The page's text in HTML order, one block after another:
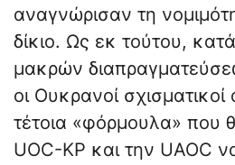
αναγνώρισαν τη
δίκιο. Ως εκ τούτου,
μακρών
οι Ουκρανοί
τέτοια «φόρμουλα» που
UOC-KP και την UAOC